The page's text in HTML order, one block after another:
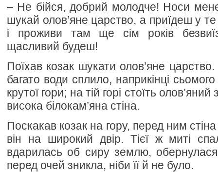
– Не бійся, добрий молодче! Носи
шукай олов’яне царство, а приїдеш у
і проживи там ще сім років
щасливий будеш!
Поїхав козак шукати олов’яне
багато води сплило, наприкінці
крутої гори; на тій горі стоїть
висока білокам’яна стіна.
Поскакав козак на гору, перед ним стіна
він на широкий двір. Тієї ж миті
вдарилась об сиру землю,
перед очей зникла, ніби її й не було.